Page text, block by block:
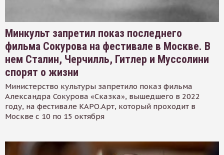
Минкульт запретил показ последнего
фильма Сокурова на фестивале в Москве. В
нем Сталин, Черчилль, Гитлер и Муссолини
спорят о жизни
Министерство культуры запретило показ фильма
Александра Сокурова «Сказка», вышедшего в 2022
году, на фестивале КАРО.Арт, который проходит в
Москве с 10 по 15 октября